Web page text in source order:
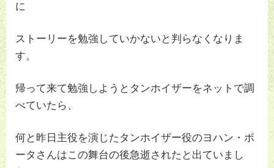
に
ストーリーを勉強していかないと判らなくなりま
す。
帰って来て勉強しようとタンホイザーをネットで調
べていたら、
何と昨日主役を演じたタンホイザー役のヨハン・ボ
ータさんはこの舞台の後急逝されたと出ていまし